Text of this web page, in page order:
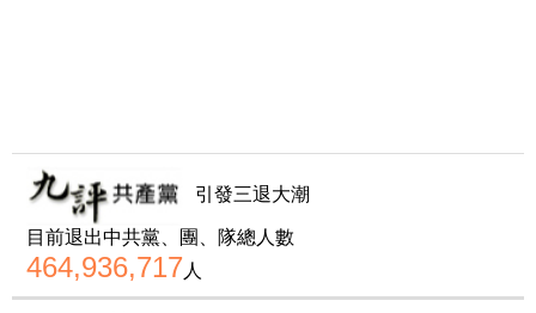
引發三退大潮
目前退出中共黨、團、隊總人數
464,936,717人